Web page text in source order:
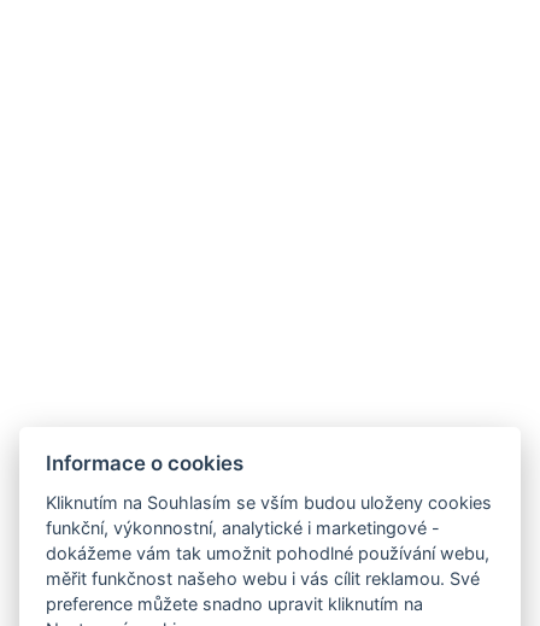
Zámek Hrádek
Hrádek 1, 342 01 Sušice
E-mail:recepce@zamekhradek.cz
Telefon:+420 725 083 093
Informace o cookies
Kliknutím na Souhlasím se vším budou uloženy cookies
funkční, výkonnostní, analytické i marketingové -
dokážeme vám tak umožnit pohodlné používání webu,
měřit funkčnost našeho webu i vás cílit reklamou. Své
preference můžete snadno upravit kliknutím na